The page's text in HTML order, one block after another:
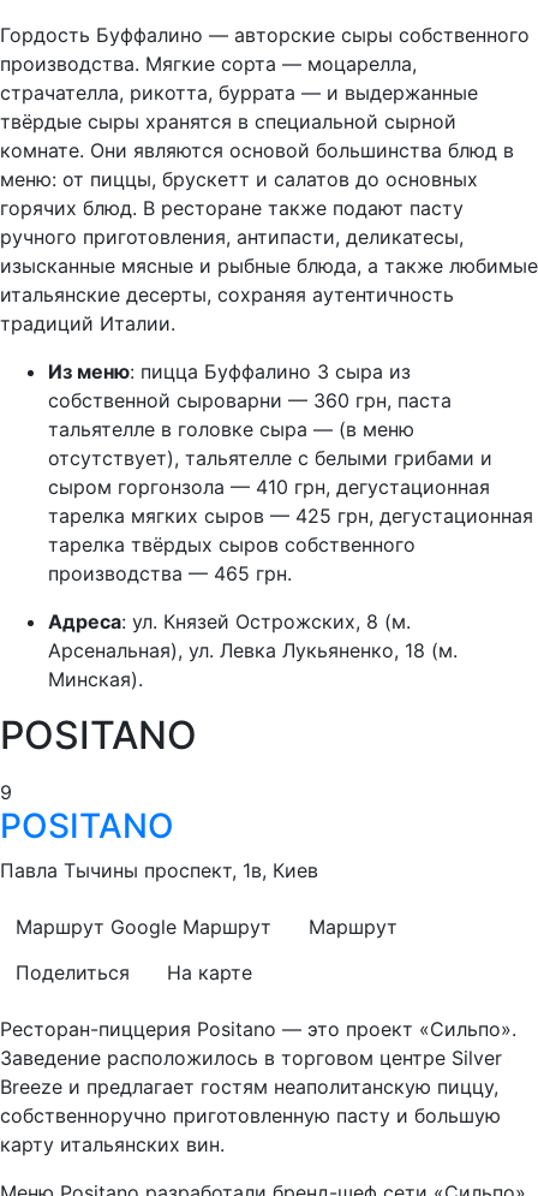
Гордость Буффалино — авторские сыры собственного
производства. Мягкие сорта — моцарелла,
страчателла, рикотта, буррата — и выдержанные
твёрдые сыры хранятся в специальной сырной
комнате. Они являются основой большинства блюд в
меню: от пиццы, брускетт и салатов до основных
горячих блюд. В ресторане также подают пасту
ручного приготовления, антипасти, деликатесы,
изысканные мясные и рыбные блюда, а также любимые
итальянские десерты, сохраняя аутентичность
традиций Италии.
Из меню: пицца Буффалино 3 сыра из
собственной сыроварни — 360 грн, паста
тальятелле в головке сыра — (в меню
отсутствует), тальятелле с белыми грибами и
сыром горгонзола — 410 грн, дегустационная
тарелка мягких сыров — 425 грн, дегустационная
тарелка твёрдых сыров собственного
производства — 465 грн.
Адреса: ул. Князей Острожских, 8 (м.
Арсенальная), ул. Левка Лукьяненко, 18 (м.
Минская).
POSITANO
9
POSITANO
Павла Тычины проспект, 1в, Киев
Маршрут Google Маршрут
Маршрут
Поделиться
На карте
Ресторан-пиццерия Positano — это проект «Сильпо».
Заведение расположилось в торговом центре Silver
Breeze и предлагает гостям неаполитанскую пиццу,
собственноручно приготовленную пасту и большую
карту итальянских вин.